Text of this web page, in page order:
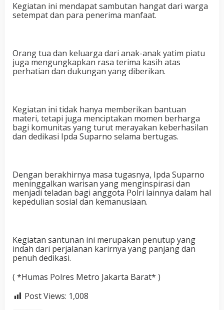
Kegiatan ini mendapat sambutan hangat dari warga
setempat dan para penerima manfaat.
Orang tua dan keluarga dari anak-anak yatim piatu
juga mengungkapkan rasa terima kasih atas
perhatian dan dukungan yang diberikan.
Kegiatan ini tidak hanya memberikan bantuan
materi, tetapi juga menciptakan momen berharga
bagi komunitas yang turut merayakan keberhasilan
dan dedikasi Ipda Suparno selama bertugas.
Dengan berakhirnya masa tugasnya, Ipda Suparno
meninggalkan warisan yang menginspirasi dan
menjadi teladan bagi anggota Polri lainnya dalam hal
kepedulian sosial dan kemanusiaan.
Kegiatan santunan ini merupakan penutup yang
indah dari perjalanan karirnya yang panjang dan
penuh dedikasi.
( *Humas Polres Metro Jakarta Barat* )
Post Views: 1,008